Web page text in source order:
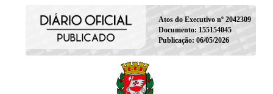
Atos do Executivo nº 2042309
Documento: 155154045
Publicação: 06/05/2026